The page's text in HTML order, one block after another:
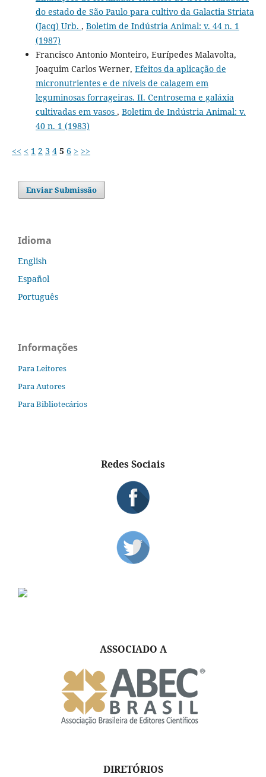
do estado de São Paulo para cultivo da Galactia Striata
(Jacq) Urb. , Boletim de Indústria Animal: v. 44 n. 1
(1987)
Francisco Antonio Monteiro, Eurípedes Malavolta,
Joaquim Carlos Werner, Efeitos da aplicação de
micronutrientes e de níveis de calagem em
leguminosas forrageiras. II. Centrosema e galáxia
cultivadas em vasos , Boletim de Indústria Animal: v.
40 n. 1 (1983)
<< < 1 2 3 4 5 6 > >>
Enviar Submissão
Idioma
English
Español
Português
Informações
Para Leitores
Para Autores
Para Bibliotecários
Redes Sociais
ASSOCIADO A
DIRETÓRIOS